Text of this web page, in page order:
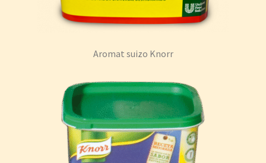
Aromat suizo Knorr